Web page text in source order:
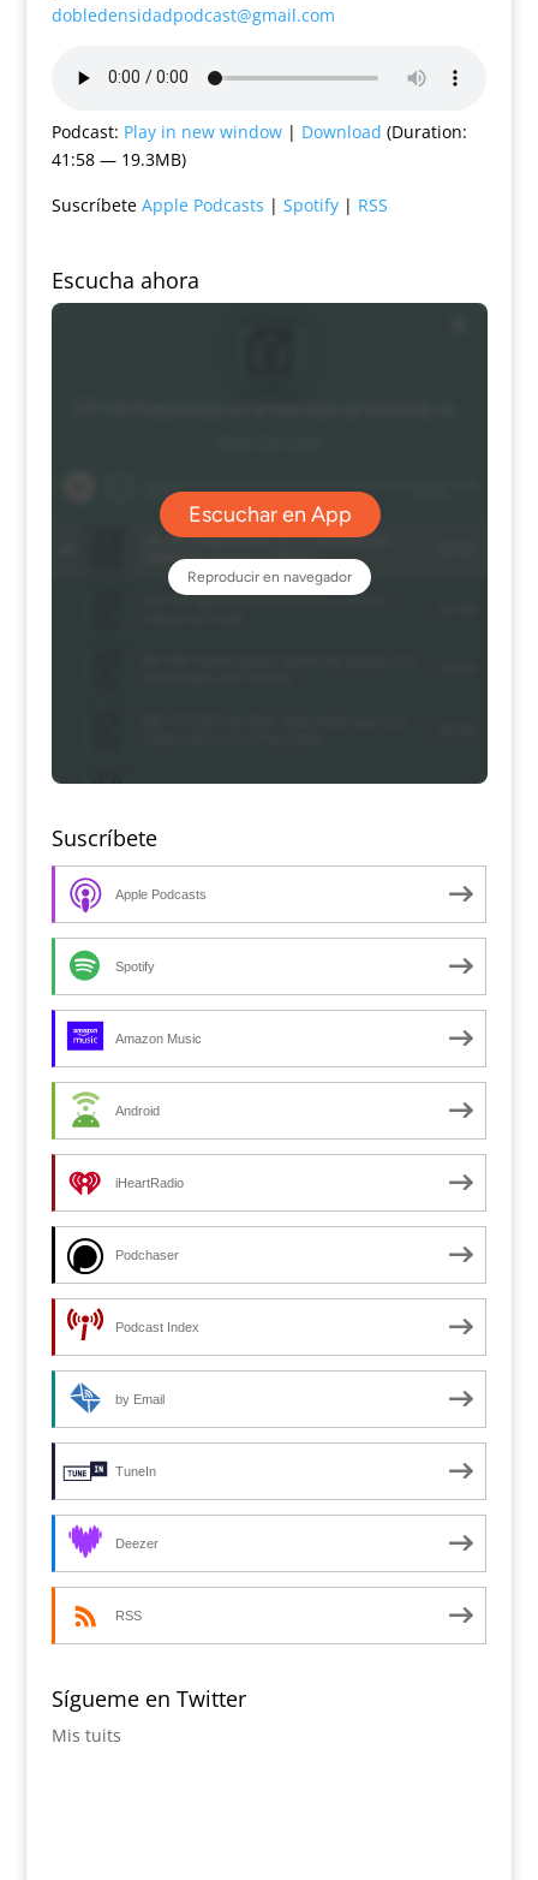
dobledensidadpodcast@gmail.com
Podcast: Play in new window| Download (Duration:
41:58 — 19.3MB)
Suscríbete Apple Podcasts | Spotify| RSS
Escucha ahora
Suscríbete
Apple Podcasts
Spotify
Amazon Music
Android
iHeartRadio
Podchaser
Podcast Index
by Email
TuneIn
Deezer
RSS
Sígueme en Twitter
Mis tuits